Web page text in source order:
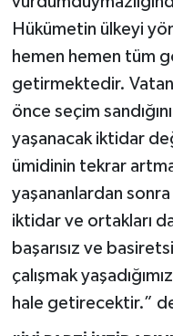
Hükümetin ülkeyi
hemen hemen tüm
getirmektedir.
önce seçim
yaşanacak iktidar
ümidinin tekrar
yaşananlardan
iktidar ve ortakları
başarısız ve
çalışmak
hale getirecektir.”